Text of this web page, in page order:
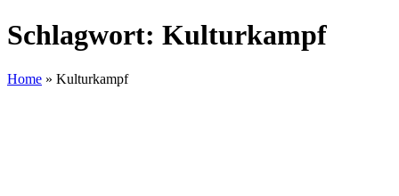
Schlagwort: Kulturkampf
Home » Kulturkampf